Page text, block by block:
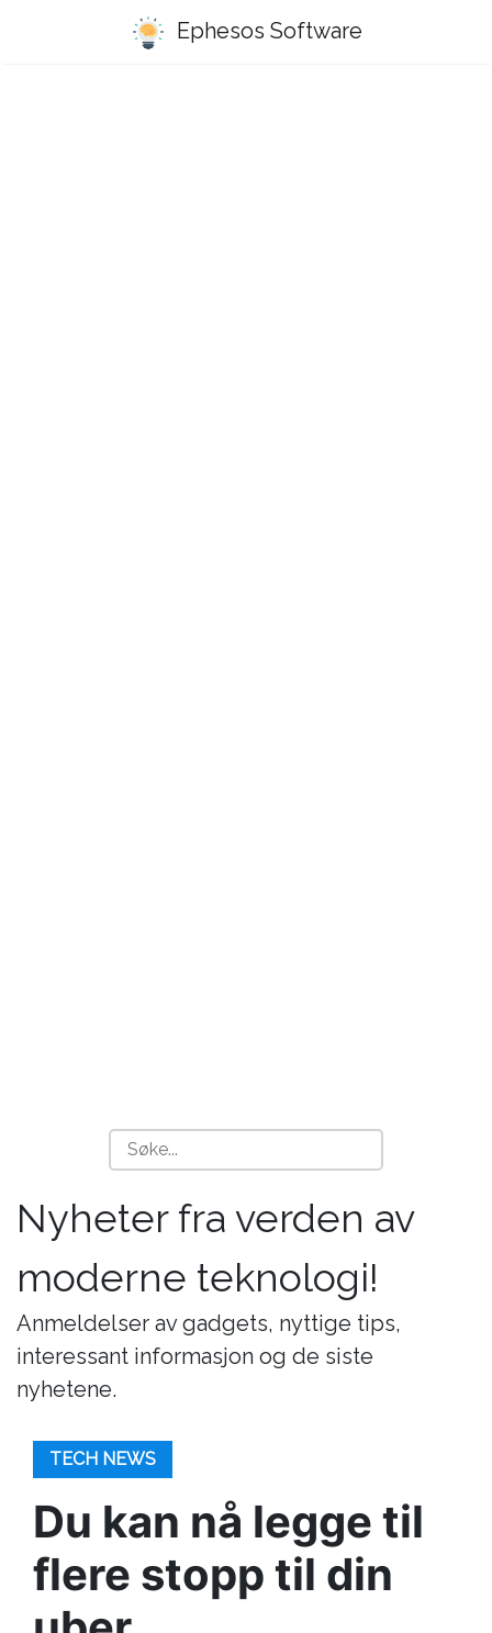
Ephesos Software
Nyheter fra verden av
moderne teknologi!
Anmeldelser av gadgets, nyttige tips,
interessant informasjon og de siste
nyhetene.
TECH NEWS
Du kan nå legge til
flere stopp til din